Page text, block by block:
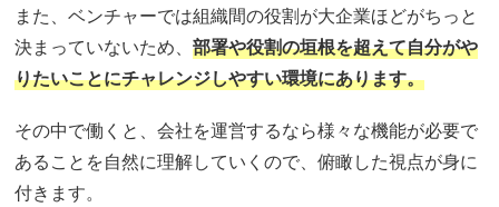
また、ベンチャーでは組織間の役割が大企業ほどがちっと
決まっていないため、部署や役割の垣根を超えて自分がや
りたいことにチャレンジしやすい環境にあります。
その中で働くと、会社を運営するなら様々な機能が必要で
あることを自然に理解していくので、俯瞰した視点が身に
付きます。